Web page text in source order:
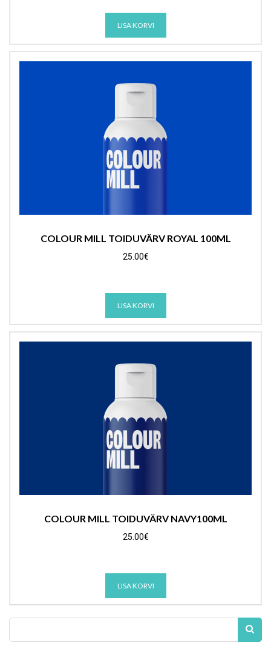
LISA KORVI
COLOUR MILL TOIDUVÄRV ROYAL 100ML
25.00€
LISA KORVI
COLOUR MILL TOIDUVÄRV NAVY100ML
25.00€
LISA KORVI